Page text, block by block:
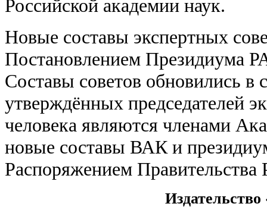
Российской академии наук.
Новые составы экспертных
Постановлением Президиума
Составы советов обновились в
утверждённых председателей
человека являются членами
новые составы ВАК и
Распоряжением Правительства